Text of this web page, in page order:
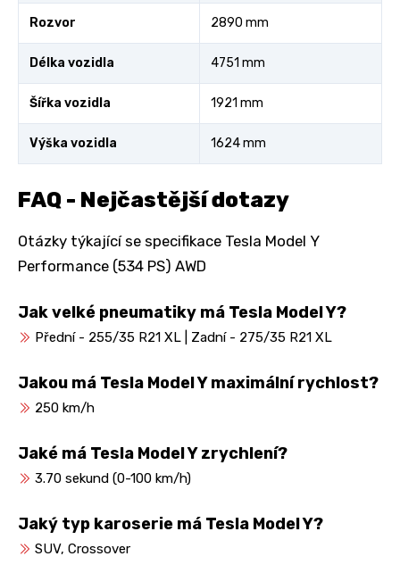
Rozvor 2890 mm
Délka vozidla 4751 mm
Šířka vozidla 1921 mm
Výška vozidla 1624 mm
FAQ - Nejčastější dotazy
Otázky týkající se specifikace Tesla Model Y
Performance (534 PS) AWD
Jak velké pneumatiky má Tesla Model Y?
Přední - 255/35 R21 XL | Zadní - 275/35 R21 XL
Jakou má Tesla Model Y maximální rychlost?
250 km/h
Jaké má Tesla Model Y zrychlení?
3.70 sekund (0-100 km/h)
Jaký typ karoserie má Tesla Model Y?
SUV, Crossover